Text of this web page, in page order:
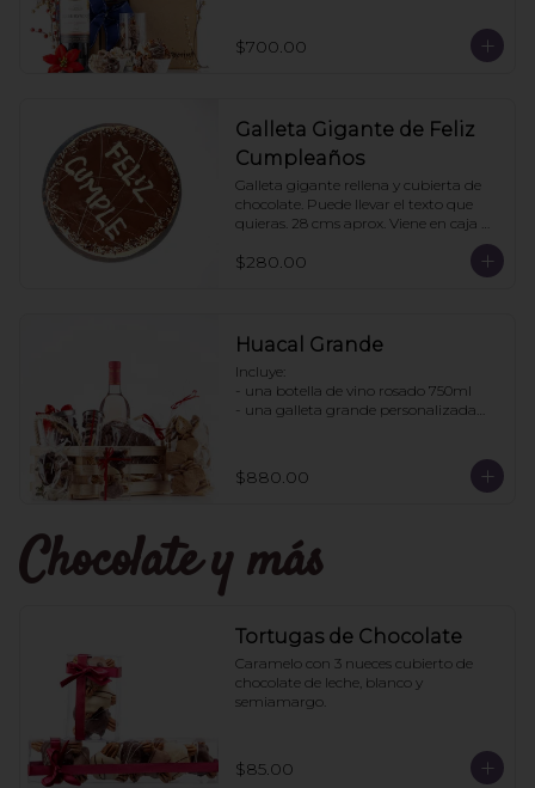
6 días de anticipación. Mínimo de
pedido: 3 cajas
$700.00
Galleta Gigante de Feliz
Cumpleaños
Galleta gigante rellena y cubierta de
chocolate. Puede llevar el texto que
quieras. 28 cms aprox. Viene en caja
$280.00
Huacal Grande
Incluye:
- una botella de vino rosado 750ml
- una galleta grande personalizada
- 1 bote pretzles con chocolate
- 1 bolsa galletas jengibre
Pedidos con 2 días de anticipación
$880.00
Chocolate y más
Tortugas de Chocolate
Caramelo con 3 nueces cubierto de
chocolate de leche, blanco y
semiamargo.
$85.00